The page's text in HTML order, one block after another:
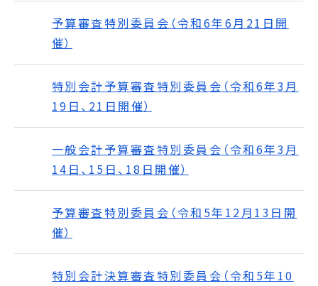
予算審査特別委員会（令和6年6月21日開
催）
特別会計予算審査特別委員会（令和6年3月
19日、21日開催）
一般会計予算審査特別委員会（令和6年3月
14日、15日、18日開催）
予算審査特別委員会（令和5年12月13日開
催）
特別会計決算審査特別委員会（令和5年10